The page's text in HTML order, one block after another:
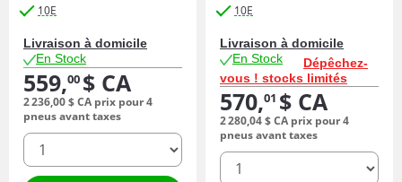
10E
Livraison à domicile
En Stock
559,00 $ CA
2 236,00$ CA prix pour 4
pneus avant taxes
quantité
10E
Livraison à domicile
En Stock
Dépêchez-
vous ! stocks limités
570,01 $ CA
2 280,04$ CA prix pour 4
pneus avant taxes
quantité